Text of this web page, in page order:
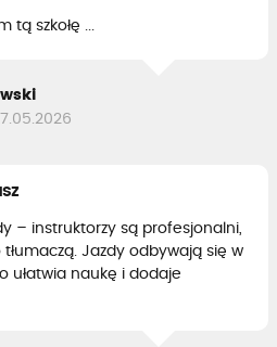
tą szkołę ...
– instruktorzy są profesjonalni,
Jazdy odbywają się w
ułatwia naukę i dodaje